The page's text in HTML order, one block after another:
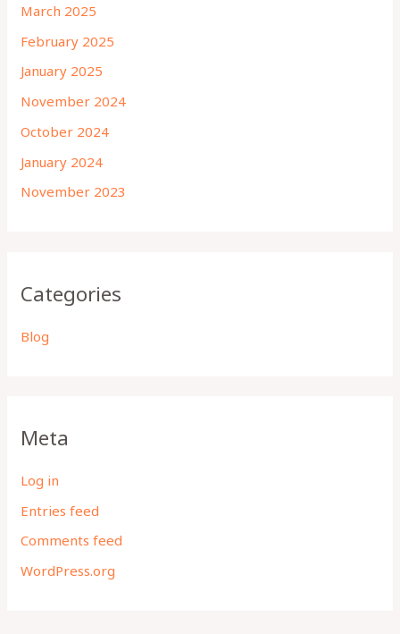
March 2025
February 2025
January 2025
November 2024
October 2024
January 2024
November 2023
Categories
Blog
Meta
Log in
Entries feed
Comments feed
WordPress.org